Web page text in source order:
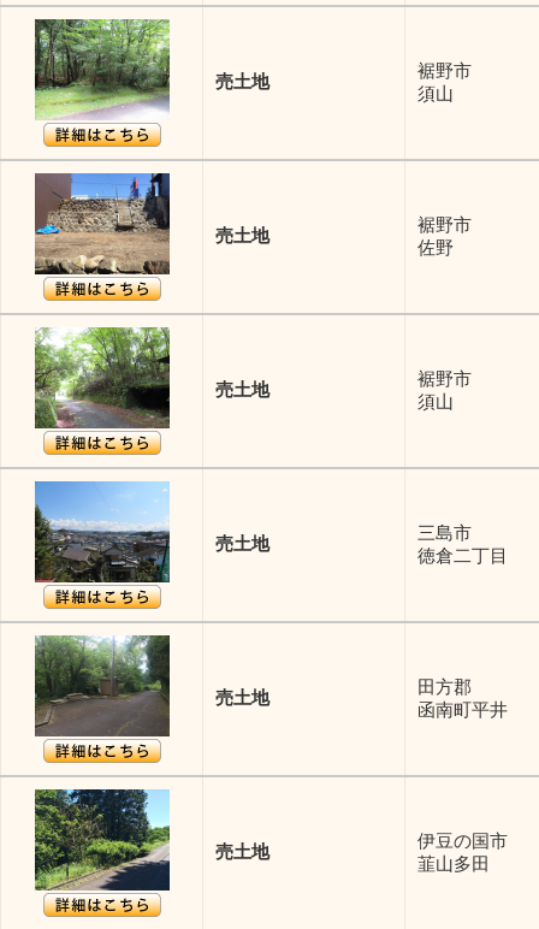
売土地
裾野市
須山
売土地
裾野市
佐野
売土地
裾野市
須山
売土地
三島市
徳倉二丁目
売土地
田方郡
函南町平井
売土地
伊豆の国市
韮山多田